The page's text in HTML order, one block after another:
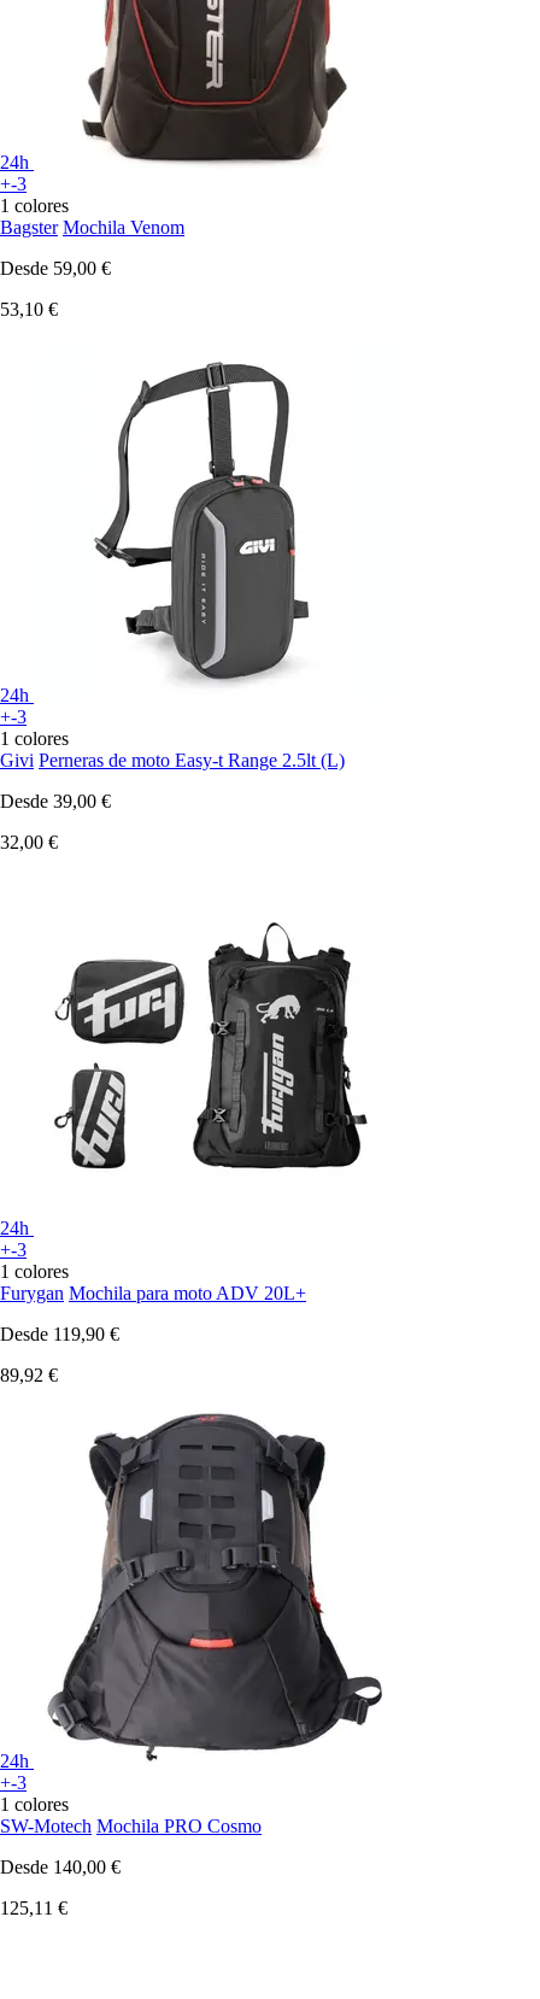
24h
+-3
1 colores
Bagster Mochila Venom
Desde 59,00 €
53,10 €
24h
+-3
1 colores
Givi Perneras de moto Easy-t Range 2.5lt (L)
Desde 39,00 €
32,00 €
24h
+-3
1 colores
Furygan Mochila para moto ADV 20L+
Desde 119,90 €
89,92 €
24h
+-3
1 colores
SW-Motech Mochila PRO Cosmo
Desde 140,00 €
125,11 €